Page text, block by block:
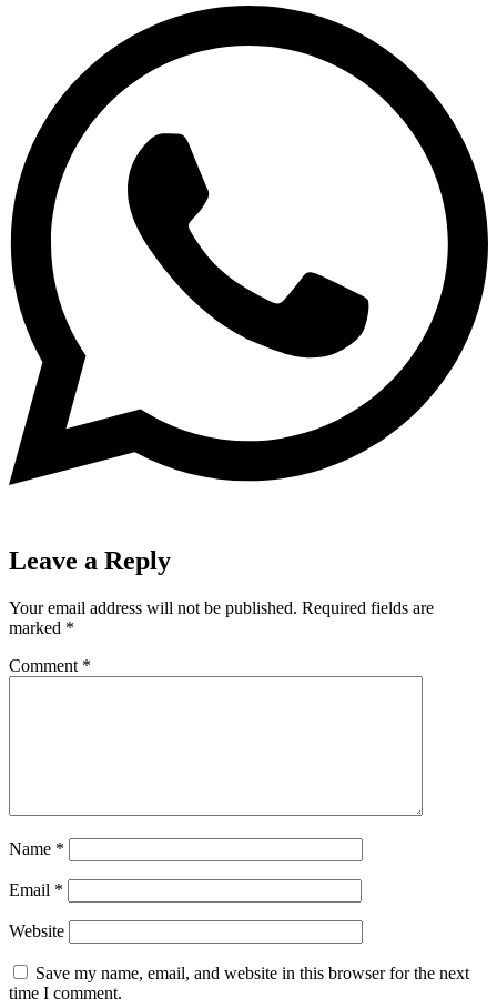
Leave a Reply
Your email address will not be published. Required fields are
marked *
Comment *
Name *
Email *
Website
Save my name, email, and website in this browser for the next
time I comment.